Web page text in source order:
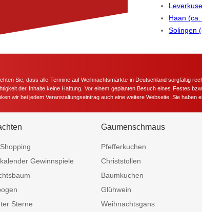
Haan
Solingen
Sie, dass alle Termine auf Weihnachtsmärkte in Deutschland sorgfältig
der Inhalte keine Haftung. Vor einem geplanten Besuch eines Festes
wir bei jedem Veranstaltungseintrag auch eine weitere Webseite. Sie haben
Gewinnspiele
Sterne
Gaumenschmaus
Pfefferkuchen
Christstollen
Baumkuchen
Glühwein
Weihnachtsgans